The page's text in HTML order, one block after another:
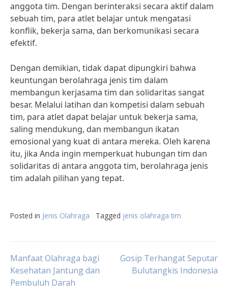
anggota tim. Dengan berinteraksi secara aktif dalam
sebuah tim, para atlet belajar untuk mengatasi
konflik, bekerja sama, dan berkomunikasi secara
efektif.
Dengan demikian, tidak dapat dipungkiri bahwa
keuntungan berolahraga jenis tim dalam
membangun kerjasama tim dan solidaritas sangat
besar. Melalui latihan dan kompetisi dalam sebuah
tim, para atlet dapat belajar untuk bekerja sama,
saling mendukung, dan membangun ikatan
emosional yang kuat di antara mereka. Oleh karena
itu, jika Anda ingin memperkuat hubungan tim dan
solidaritas di antara anggota tim, berolahraga jenis
tim adalah pilihan yang tepat.
Posted in Jenis Olahraga Tagged jenis olahraga tim
Post
navigation
Manfaat Olahraga bagi
Kesehatan Jantung dan
Pembuluh Darah
Gosip Terhangat Seputar
Bulutangkis Indonesia